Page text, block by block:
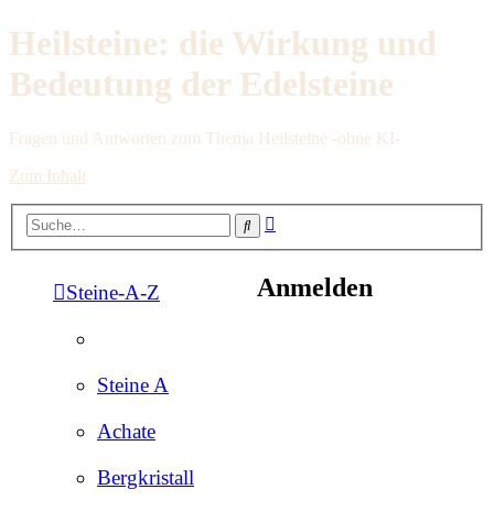
Heilsteine: die Wirkung und
Bedeutung der Edelsteine
Fragen und Antworten zum Thema Heilsteine -ohne KI-
Zum Inhalt
Suche
Steine-A-Z
Steine A
Achate
Bergkristall
Anmelden